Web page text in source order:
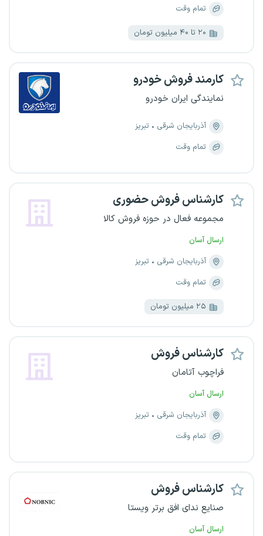
تمام وقت
۲۰ تا ۴۰ میلیون تومان
کارمند فروش خودرو
نمایندگی ایران خودرو
آذربایجان شرقی
تبریز
تمام وقت
کارشناس فروش حضوری
مجموعه فعال در حوزه فروش کالا
ارسال آسان
آذربایجان شرقی
تبریز
تمام وقت
۲۵ میلیون تومان
کارشناس فروش
فراچوب آتامان
ارسال آسان
آذربایجان شرقی
تبریز
تمام وقت
کارشناس فروش
صنایع ندای افق برتر ویستا
ارسال آسان